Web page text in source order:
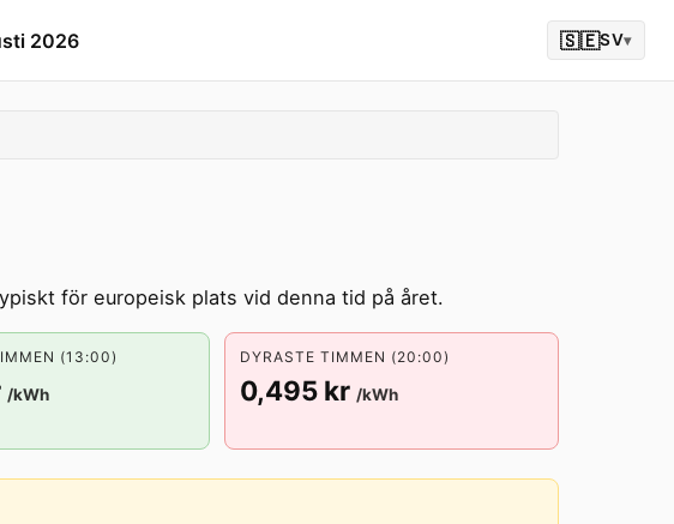
2026 🇸🇪SV▾
för europeisk plats vid denna tid på året.
(13:00)
/kWh
DYRASTE TIMMEN (20:00)
0,495 kr /kWh